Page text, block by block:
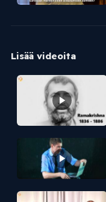
Lisää videoita